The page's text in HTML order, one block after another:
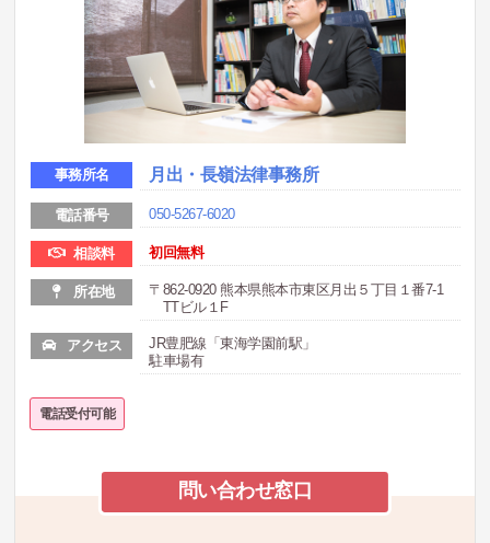
事務所名 月出・長嶺法律事務所
電話番号 050-5267-6020
相談料 初回無料
所在地
〒862-0920 熊本県熊本市東区月出５丁目１番7-1
TTビル１F
アクセス
JR豊肥線「東海学園前駅」
駐車場有
電話受付可能
問い合わせ窓口